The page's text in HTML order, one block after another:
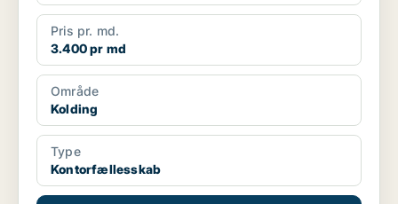
Pris pr. md.
3.400 pr md
Område
Kolding
Type
Kontorfællesskab